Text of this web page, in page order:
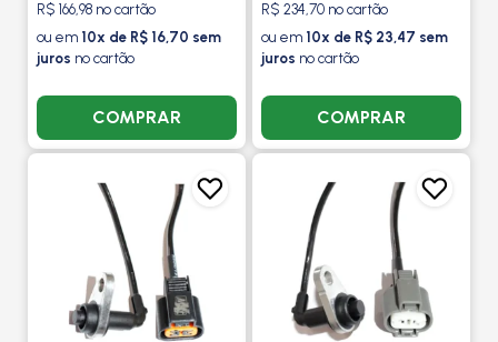
R$ 166,98 no cartão
ou em 10x de R$ 16,70 sem
juros no cartão
COMPRAR
R$ 234,70 no cartão
ou em 10x de R$ 23,47 sem
juros no cartão
COMPRAR